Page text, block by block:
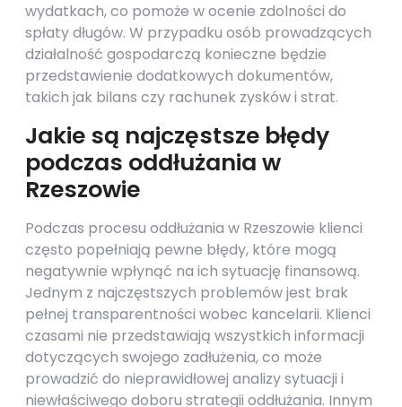
wydatkach, co pomoże w ocenie zdolności do
spłaty długów. W przypadku osób prowadzących
działalność gospodarczą konieczne będzie
przedstawienie dodatkowych dokumentów,
takich jak bilans czy rachunek zysków i strat.
Jakie są najczęstsze błędy
podczas oddłużania w
Rzeszowie
Podczas procesu oddłużania w Rzeszowie klienci
często popełniają pewne błędy, które mogą
negatywnie wpłynąć na ich sytuację finansową.
Jednym z najczęstszych problemów jest brak
pełnej transparentności wobec kancelarii. Klienci
czasami nie przedstawiają wszystkich informacji
dotyczących swojego zadłużenia, co może
prowadzić do nieprawidłowej analizy sytuacji i
niewłaściwego doboru strategii oddłużania. Innym